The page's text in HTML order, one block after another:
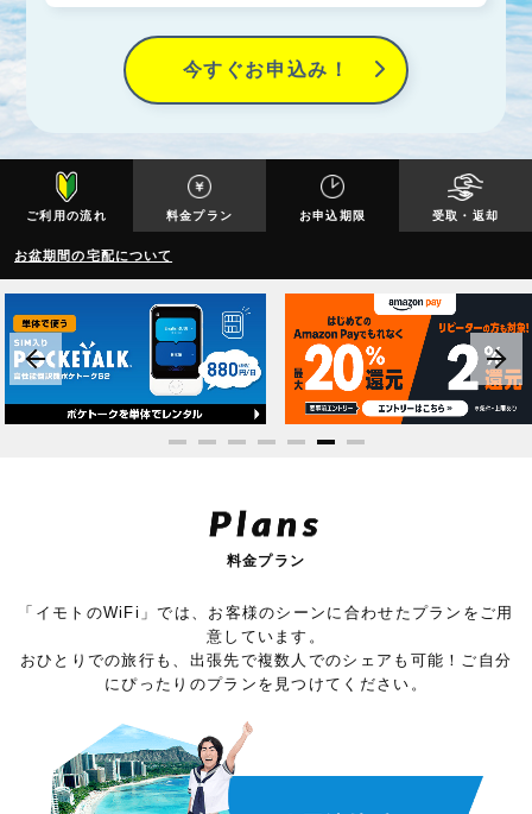
今すぐお申込み！
ご利用の流れ 料金プラン お申込期限 受取・返却
お盆期間の宅配について
Plans
料金プラン
「イモトのWiFi」では、お客様のシーンに合わせたプランをご用
意しています。
おひとりでの旅行も、出張先で複数人でのシェアも可能！ご自分
にぴったりのプランを見つけてください。